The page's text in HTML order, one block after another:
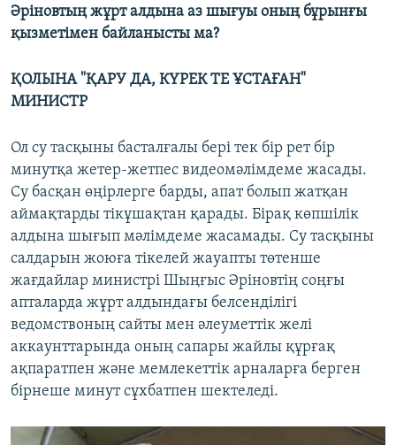
Әріновтың жұрт алдына аз шығуы оның бұрынғы
қызметімен байланысты ма?
ҚОЛЫНА "ҚАРУ ДА, КҮРЕК ТЕ ҰСТАҒАН"
МИНИСТР
Ол су тасқыны басталғалы бері тек бір рет бір
минутқа жетер-жетпес видеомәлімдеме жасады.
Су басқан өңірлерге барды, апат болып жатқан
аймақтарды тікұшақтан қарады. Бірақ көпшілік
алдына шығып мәлімдеме жасамады. Су тасқыны
салдарын жоюға тікелей жауапты төтенше
жағдайлар министрі Шыңғыс Әріновтің соңғы
апталарда жұрт алдындағы белсенділігі
ведомствоның сайты мен әлеуметтік желі
аккаунттарында оның сапары жайлы құрғақ
ақпаратпен және мемлекеттік арналарға берген
бірнеше минут сұхбатпен шектеледі.